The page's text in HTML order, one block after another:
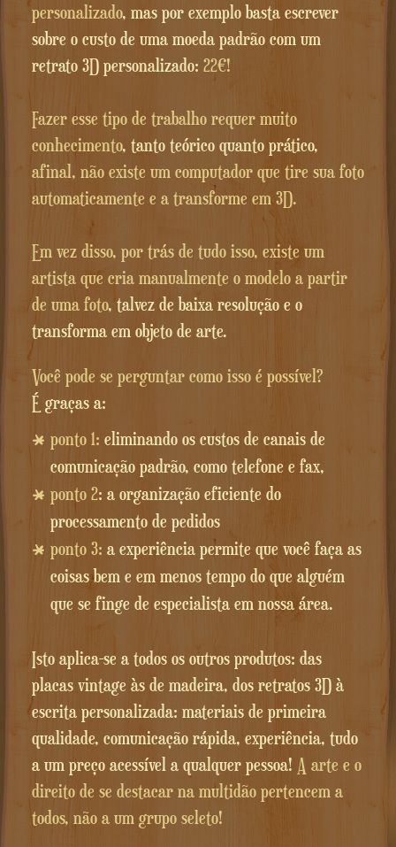
personalizado, mas por exemplo basta escrever
sobre o custo de uma moeda padrão com um
retrato 3D personalizado: 22€!
Fazer esse tipo de trabalho requer muito
conhecimento, tanto teórico quanto prático,
afinal, não existe um computador que tire sua foto
automaticamente e a transforme em 3D.
Em vez disso, por trás de tudo isso, existe um
artista que cria manualmente o modelo a partir
de uma foto, talvez de baixa resolução e o
transforma em objeto de arte.
Você pode se perguntar como isso é possível?
É graças a:
ponto 1: eliminando os custos de canais de
comunicação padrão, como telefone e fax,
ponto 2: a organização eficiente do
processamento de pedidos
ponto 3: a experiência permite que você faça as
coisas bem e em menos tempo do que alguém
que se finge de especialista em nossa área.
Isto aplica-se a todos os outros produtos: das
placas vintage às de madeira, dos retratos 3D à
escrita personalizada: materiais de primeira
qualidade, comunicação rápida, experiência, tudo
a um preço acessível a qualquer pessoa! A arte e o
direito de se destacar na multidão pertencem a
todos, não a um grupo seleto!